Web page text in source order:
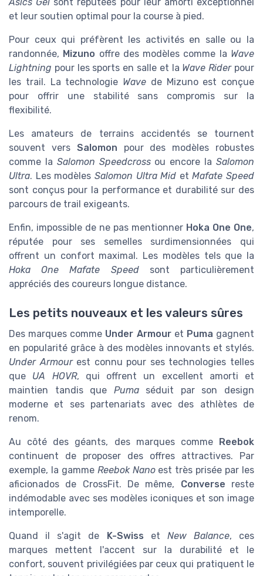
Asics Gel sont réputées pour leur amorti exceptionnel
et leur soutien optimal pour la course à pied.
Pour ceux qui préfèrent les activités en salle ou la
randonnée, Mizuno offre des modèles comme la Wave
Lightning pour les sports en salle et la Wave Riderpour
les trail. La technologie Wave de Mizuno est conçue
pour offrir une stabilité sans compromis sur la
flexibilité.
Les amateurs de terrains accidentés se tournent
souvent vers Salomon pour des modèles robustes
comme la Salomon Speedcrossou encore laSalomon
Ultra. Les modèles Salomon Ultra Mid etMafate Speed
sont conçus pour la performance et durabilité sur des
parcours de trail exigeants.
Enfin, impossible de ne pas mentionner Hoka One One,
réputée pour ses semelles surdimensionnées qui
offrent un confort maximal. Les modèles tels que la
Hoka One Mafate Speedsont particulièrement
appréciés des coureurs longue distance.
Les petits nouveaux et les valeurs sûres
Des marques comme Under Armouret Puma gagnent
en popularité grâce à des modèles innovants et stylés.
Under Armourest connu pour ses technologies telles
que UA HOVR, qui offrent un excellent amorti et
maintien tandis que Pumaséduit par son design
moderne et ses partenariats avec des athlètes de
renom.
Au côté des géants, des marques comme Reebok
continuent de proposer des offres attractives. Par
exemple, la gamme Reebok Nanoest très prisée par les
aficionados de CrossFit. De même, Converse reste
indémodable avec ses modèles iconiques et son image
intemporelle.
Quand il s'agit de K-Swiss et New Balance, ces
marques mettent l'accent sur la durabilité et le
confort, souvent privilégiées par ceux qui pratiquent le